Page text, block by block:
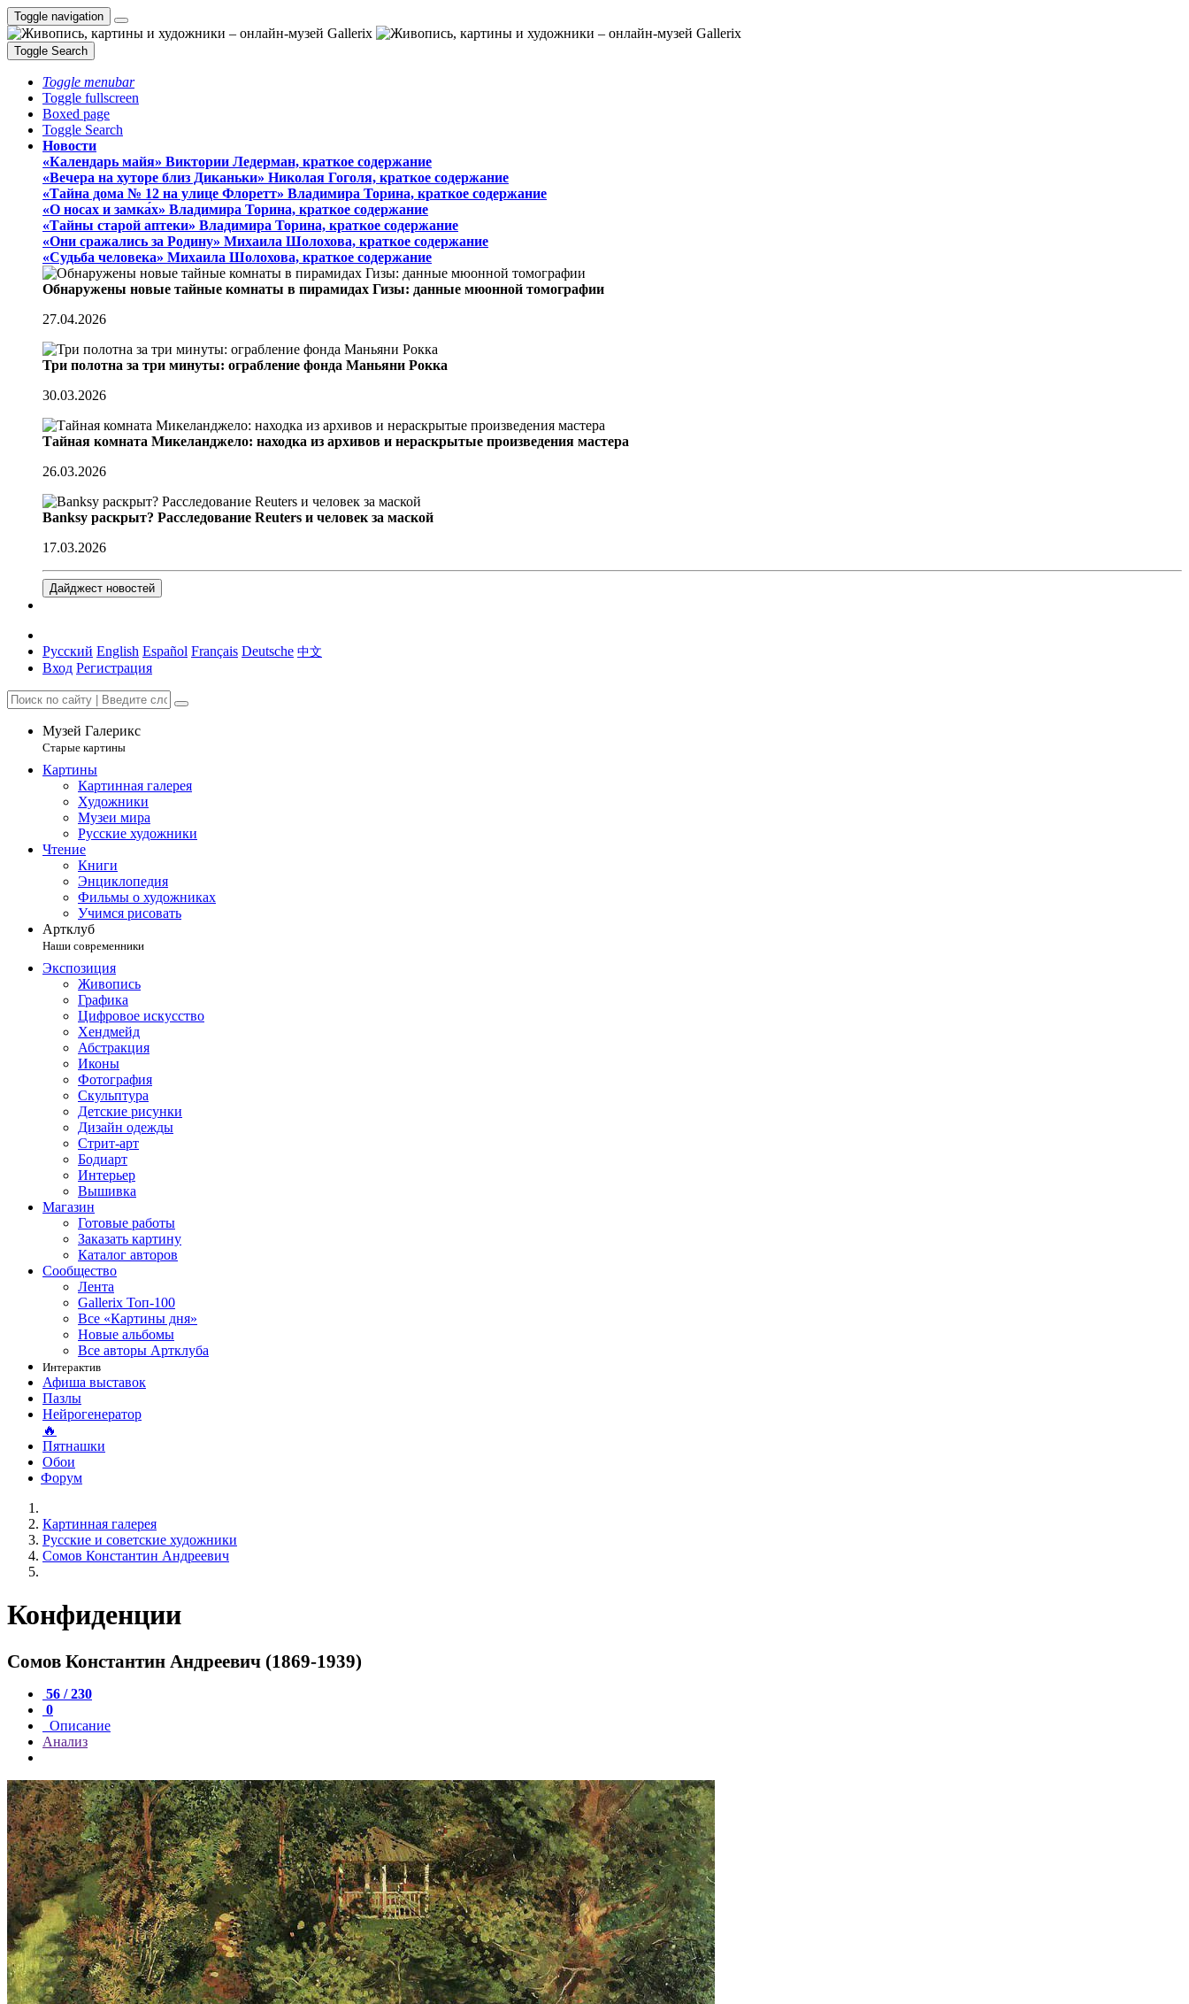
Toggle navigation
Toggle Search
Toggle menubar
Toggle fullscreen
Boxed page
Toggle Search
Новости
«Календарь майя» Виктории Ледерман, краткое содержание
«Вечера на хуторе близ Диканьки» Николая Гоголя, краткое содержание
«Тайна дома № 12 на улице Флоретт» Владимира Торина, краткое содержание
«О носах и замка́х» Владимира Торина, краткое содержание
«Тайны старой аптеки» Владимира Торина, краткое содержание
«Они сражались за Родину» Михаила Шолохова, краткое содержание
«Судьба человека» Михаила Шолохова, краткое содержание
Обнаружены новые тайные комнаты в пирамидах Гизы: данные мюонной томографии
27.04.2026
Три полотна за три минуты: ограбление фонда Маньяни Рокка
30.03.2026
Тайная комната Микеланджело: находка из архивов и нераскрытые произведения мастера
26.03.2026
Banksy раскрыт? Расследование Reuters и человек за маской
17.03.2026
Дайджест новостей
Русский English Español Français Deutsche 中文
Вход Регистрация
Музей Галерикс
Старые картины
Картины
Картинная галерея
Художники
Музеи мира
Русские художники
Чтение
Книги
Энциклопедия
Фильмы о художниках
Учимся рисовать
Артклуб
Наши современники
Экспозиция
Живопись
Графика
Цифровое искусство
Хендмейд
Абстракция
Иконы
Фотография
Скульптура
Детские рисунки
Дизайн одежды
Стрит-арт
Бодиарт
Интерьер
Вышивка
Магазин
Готовые работы
Заказать картину
Каталог авторов
Сообщество
Лента
Gallerix Топ-100
Все «Картины дня»
Новые альбомы
Все авторы Артклуба
Интерактив
Афиша выставок
Пазлы
Нейрогенератор
🔥
Пятнашки
Обои
Форум
Картинная галерея
Русские и советские художники
Сомов Константин Андреевич
Конфиденции
Сомов Константин Андреевич (1869-1939)
56 / 230
0
Описание
Анализ